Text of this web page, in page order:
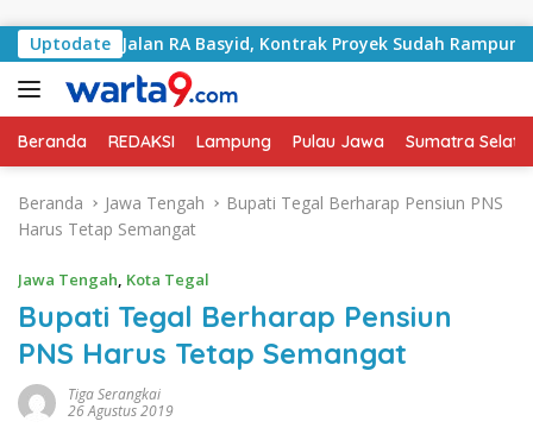
Uptodate
Jalan RA Basyid, Kontrak Proyek Sudah Rampung
Beranda REDAKSI Lampung Pulau Jawa Sumatra
Beranda Jawa Tengah
Bupati Tegal Berharap Pensiun PNS
Harus Tetap Semangat
Jawa Tengah, Kota Tegal
Bupati Tegal Berharap Pensiun
PNS Harus Tetap Semangat
Tiga Serangkai
26 Agustus 2019